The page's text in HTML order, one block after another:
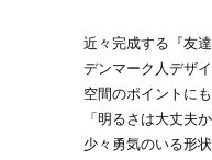
近々完成する『友
デンマーク人デザ
空間のポイントに
「明るさは大丈夫
少々勇気のいる形